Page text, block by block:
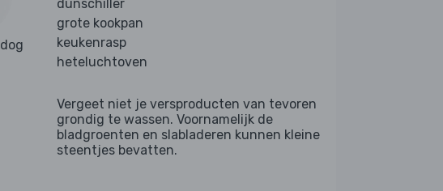
dunschiller
grote kookpan
keukenrasp
heteluchtoven
Vergeet niet je versproducten van tevoren
grondig te wassen. Voornamelijk de
bladgroenten en slabladeren kunnen kleine
steentjes bevatten.